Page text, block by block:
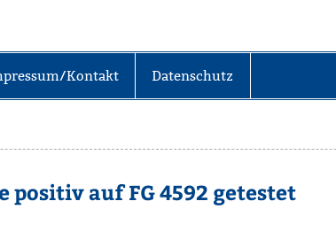
Kontakt Datenschutz
positiv auf FG 4592 getestet